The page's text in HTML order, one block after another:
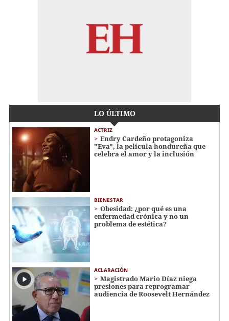
LO ÚLTIMO
ACTRIZ
Endry Cardeño protagoniza
"Eva", la película hondureña que
celebra el amor y la inclusión
BIENESTAR
Obesidad: ¿por qué es una
enfermedad crónica y no un
problema de estética?
ACLARACIÓN
Magistrado Mario Díaz niega
presiones para reprogramar
audiencia de Roosevelt Hernández